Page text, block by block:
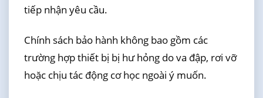
tiếp nhận yêu cầu.
Chính sách bảo hành không bao gồm các
trường hợp thiết bị bị hư hỏng do va đập, rơi vỡ
hoặc chịu tác động cơ học ngoài ý muốn.